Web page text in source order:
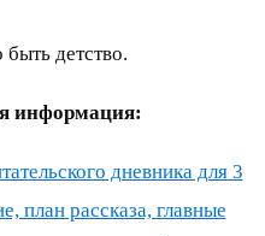
детство.
информация:
дневника для 3
план рассказа, главные